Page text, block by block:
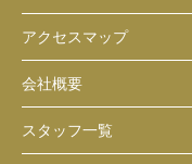
アクセスマップ
会社概要
スタッフ一覧